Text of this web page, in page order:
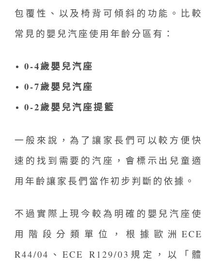
包覆性、以及椅背可傾斜的功能。比較
常見的嬰兒汽座使用年齡分區有：
0-4歲嬰兒汽座
0-7歲嬰兒汽座
0-2歲嬰兒汽座提籃
一般來說，為了讓家長們可以較方便快
速的找到需要的汽座，會標示出兒童適
用年齡讓家長們當作初步判斷的依據。
不過實際上現今較為明確的嬰兒汽座使
用階段分類單位，根據歐洲ECE
R44/04、ECE R129/03規定，以「體